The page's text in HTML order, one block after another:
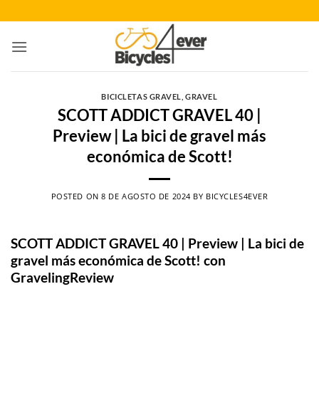
al
contenido
BICICLETAS GRAVEL ,GRAVEL
SCOTT ADDICT GRAVEL 40 |
Preview | La bici de gravel más
económica de Scott!
POSTED ON8 DE AGOSTO DE 2024 BY BICYCLES4EVER
SCOTT ADDICT GRAVEL 40 | Preview | La bici de
gravel más económica de Scott! con
GravelingReview